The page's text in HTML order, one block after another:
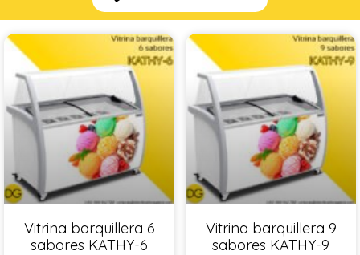
Vitrina barquillera 6
sabores KATHY-6
Vitrina barquillera 9
sabores KATHY-9